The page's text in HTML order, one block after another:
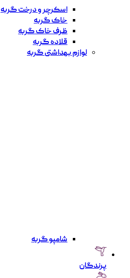
اسکرچر و درخت گربه
خاک گربه
ظرف خاک گربه
قلاده گربه
لوازم بهداشتی گربه
شامپو گربه
پرندگان